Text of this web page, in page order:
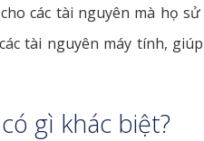
các tài nguyên mà họ sử
tài nguyên máy tính,
gì khác biệt?